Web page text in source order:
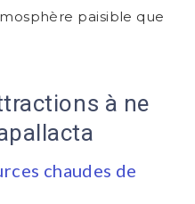
paisible que
à ne
chaudes de